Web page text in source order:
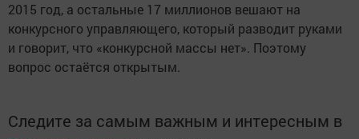
2015 год, а остальные 17 миллионов вешают на
конкурсного управляющего, который разводит руками
и говорит, что «конкурсной массы нет». Поэтому
вопрос остаётся открытым.
Следите за самым важным и интересным в